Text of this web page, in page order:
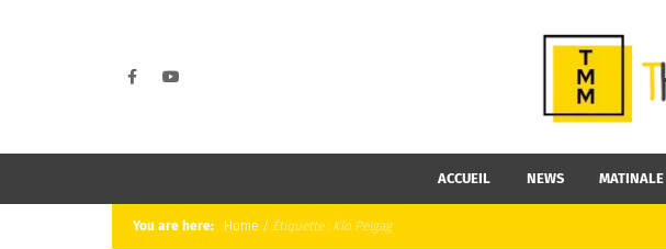
ACCUEIL NEWS MATINALE
You are here: Home / Étiquette : Klo Pelgag